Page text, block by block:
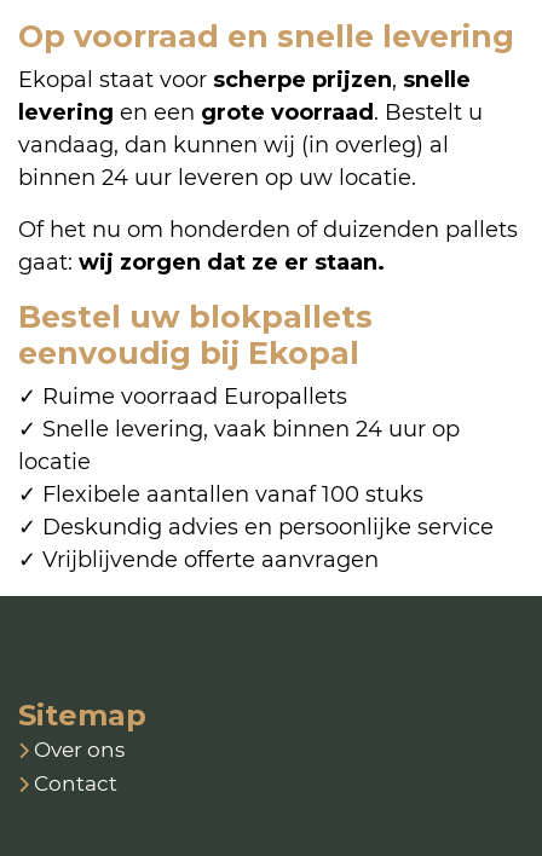
Op voorraad en snelle levering
Ekopal staat voor scherpe prijzen, snelle
levering en een grote voorraad . Bestelt u
vandaag, dan kunnen wij (in overleg) al
binnen 24 uur leveren op uw locatie.
Of het nu om honderden of duizenden pallets
gaat: wij zorgen dat ze er staan.
Bestel uw blokpallets
eenvoudig bij Ekopal
✓ Ruime voorraad Europallets
✓ Snelle levering, vaak binnen 24 uur op
locatie
✓ Flexibele aantallen vanaf 100 stuks
✓ Deskundig advies en persoonlijke service
✓ Vrijblijvende offerte aanvragen
Sitemap
Over ons
Contact